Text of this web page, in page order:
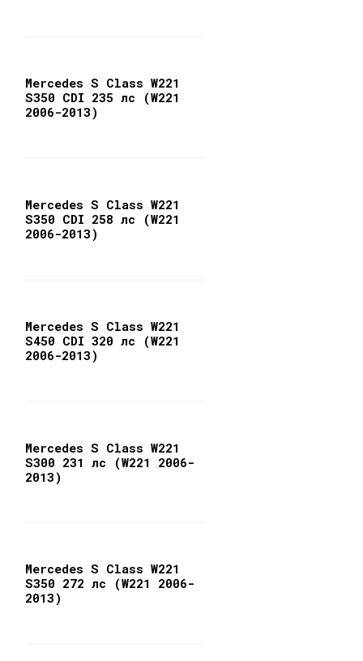
Mercedes S Class W221
S350 CDI 235 лс (W221
2006-2013)
Mercedes S Class W221
S350 CDI 258 лс (W221
2006-2013)
Mercedes S Class W221
S450 CDI 320 лс (W221
2006-2013)
Mercedes S Class W221
S300 231 лс (W221 2006-
2013)
Mercedes S Class W221
S350 272 лс (W221 2006-
2013)